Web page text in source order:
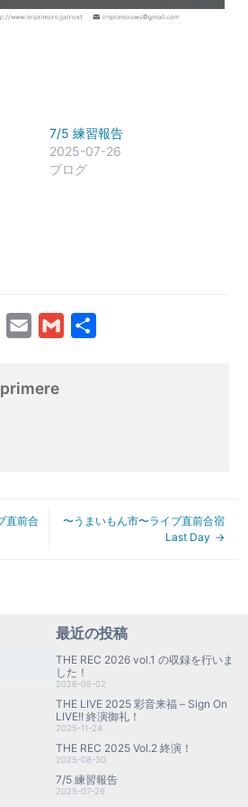
7/5 練習報告
2025-07-26
ブログ
Messenger
Email Gmail
直前合
〜うまいもん市〜ライブ直前合宿
Last Day
最近の投稿
THE REC 2026 vol.1 の収録を行いま
した！
2026-05-02
THE LIVE 2025 彩音来福 – Sign On
LIVE!! 終演御礼！
2025-11-24
THE REC 2025 Vol.2 終演！
2025-08-30
7/5 練習報告
2025-07-26